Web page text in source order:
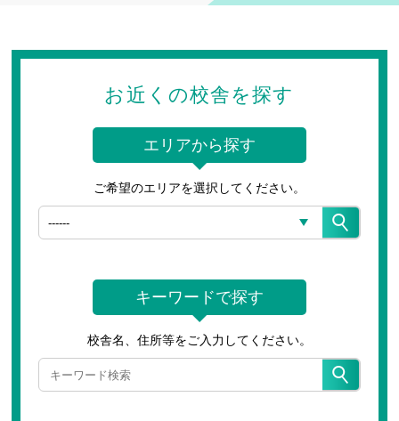
お近くの校舎を探す
エリアから探す
ご希望のエリアを選択してください。
キーワードで探す
校舎名、住所等をご入力してください。